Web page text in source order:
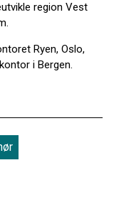
region Vest
Ryen, Oslo,
i Bergen.